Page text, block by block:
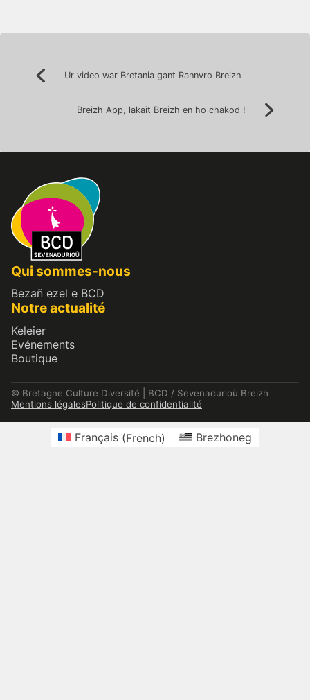
Post
navigation
Précédent:Ur video war Bretania gant Rannvro Breizh
Breizh App, lakait Breizh en ho chakod !
Qui sommes-nous
Bezañ ezel e BCD
Notre actualité
Keleier
Evénements
Boutique
© Bretagne Culture Diversité | BCD / Sevenadurioù Breizh
Mentions légalesPolitique de confidentialité
Français (French) Brezhoneg